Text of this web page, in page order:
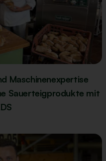
Maschinenexpertise
Sauerteigprodukte mit